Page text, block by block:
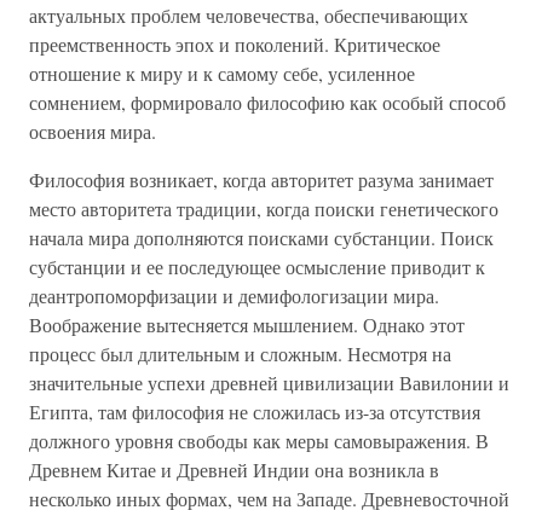
актуальных проблем человечества, обеспечивающих
преемственность эпох и поколений. Критическое
отношение к миру и к самому себе, усиленное
сомнением, формировало философию как особый способ
освоения мира.
Философия возникает, когда авторитет разума занимает
место авторитета традиции, когда поиски генетического
начала мира дополняются поисками субстанции. Поиск
субстанции и ее последующее осмысление приводит к
деантропоморфизации и демифологизации мира.
Воображение вытесняется мышлением. Однако этот
процесс был длительным и сложным. Несмотря на
значительные успехи древней цивилизации Вавилонии и
Египта, там философия не сложилась из-за отсутствия
должного уровня свободы как меры самовыражения. В
Древнем Китае и Древней Индии она возникла в
несколько иных формах, чем на Западе. Древневосточной